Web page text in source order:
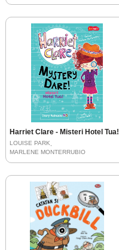
Harriet Clare - Misteri Hotel Tua!
LOUISE PARK
MARLENE MONTERRUBIO